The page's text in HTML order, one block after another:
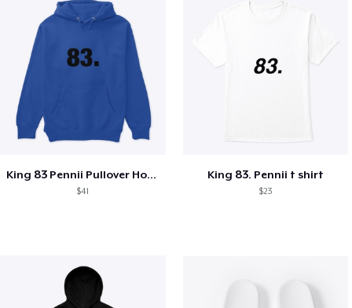
King 83 Pennii Pullover Hoodie
$41
King 83. Pennii t shirt
$23